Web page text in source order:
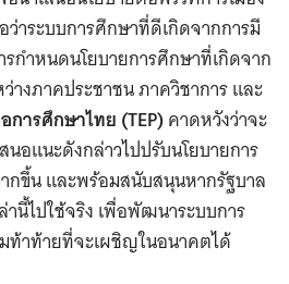
ว่าระบบการศึกษาที่ดีเกิดจากการมี
กำหนดนโยบายการศึกษาที่เกิดจาก
งภาคประชาชน ภาควิชาการ และ
การศึกษาไทย (TEP)คาดหวังว่าจะ
นอแนะดังกล่าวไปปรับนโยบายการ
ขึ้น และพร้อมสนับสนุนหากรัฐบาล
นี้ไปใช้จริง เพื่อพัฒนาระบบการ
ท้าท้ายที่จะเผชิญในอนาคตได้